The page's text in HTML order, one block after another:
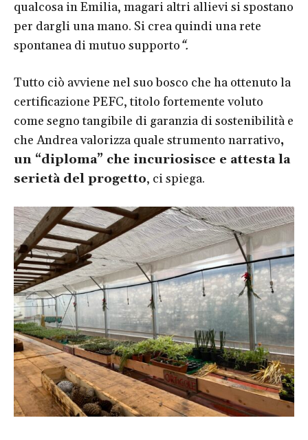
qualcosa in Emilia, magari altri allievi si spostano
per dargli una mano. Si crea quindi una rete
spontanea di mutuo supporto“.
Tutto ciò avviene nel suo bosco che ha ottenuto la
certificazione PEFC, titolo fortemente voluto
come segno tangibile di garanzia di sostenibilità e
che Andrea valorizza quale strumento narrativo,
un “diploma” che incuriosisce e attesta la
serietà del progetto, ci spiega.